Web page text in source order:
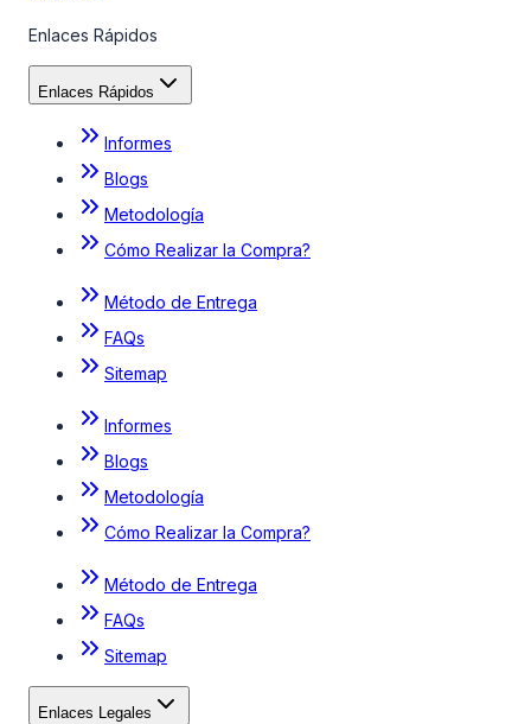
Enlaces Rápidos
Enlaces Rápidos
Informes
Blogs
Metodología
Cómo Realizar la Compra?
Método de Entrega
FAQs
Sitemap
Informes
Blogs
Metodología
Cómo Realizar la Compra?
Método de Entrega
FAQs
Sitemap
Enlaces Legales